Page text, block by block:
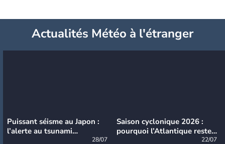
Actualités Météo à l'étranger
Puissant séisme au Japon :
l’alerte au tsunami
28/07
Saison cyclonique 2026 :
pourquoi l’Atlantique reste
22/07